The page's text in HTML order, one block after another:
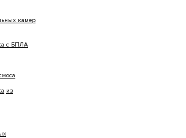
камер
с БПЛА
из